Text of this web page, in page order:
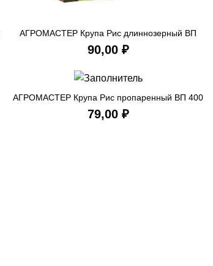
В КОРЗИНУ
АГРОМАСТЕР Крупа Рис длиннозерный ВП
400 гр ₽
В КОРЗИНУ
АГРОМАСТЕР Крупа Рис пропаренный ВП 400
гр
₽